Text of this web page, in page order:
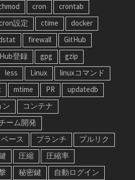
cron
crontab
設定 ctime
docker
firewall
GitHub
登録 gpg
gzip
less Linux
linuxコマンド
mtime PR
updatedb
ン
コンテナ
ーム開発
ース
ブランチ
プルリク
圧縮
圧縮率
秘密鍵 自動ログイン